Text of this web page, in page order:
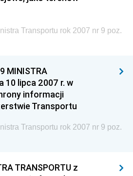
Transportu rok 2007 nr 9 poz.
MINISTRA
10 lipca 2007 r. w
informacji
Transportu
Transportu rok 2007 nr 9 poz.
TRANSPORTU z